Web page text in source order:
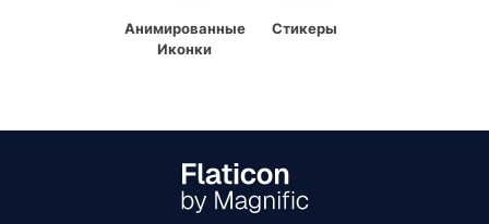
Анимированные
Иконки
Стикеры